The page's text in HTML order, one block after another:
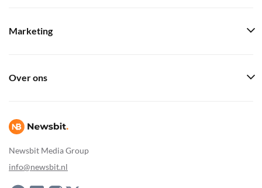
Newsbit Media Group
info@newsbit.nl
Marketing
Over ons